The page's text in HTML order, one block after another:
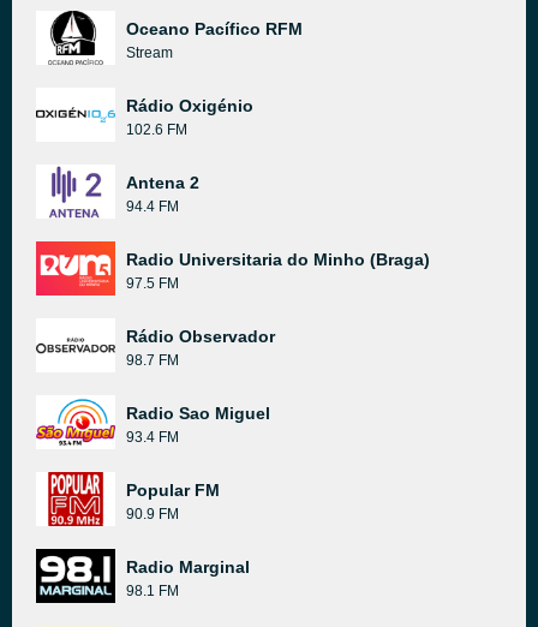
Oceano Pacífico RFM
Stream
Rádio Oxigénio
102.6 FM
Antena 2
94.4 FM
Radio Universitaria do Minho (Braga)
97.5 FM
Rádio Observador
98.7 FM
Radio Sao Miguel
93.4 FM
Popular FM
90.9 FM
Radio Marginal
98.1 FM